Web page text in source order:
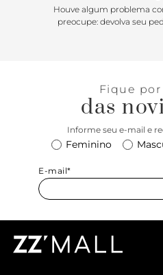
vermelho e aplicação de maxi
Anacapri. Traz aplicação de
elementos naturais: fazendo
modelinho de shape
sempre pronta! Produções
vibe solar.
Houve algum problema
preocupe: devolva seu
Fique
das
Informe seu e-mail e
Feminino
E-mail*